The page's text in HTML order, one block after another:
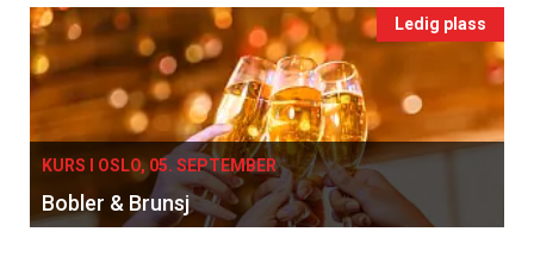
×
Få ukentlige nyhetsbrev fra
Apéritif
Ledig plass
KURS I OSLO, 05. SEPTEMBER
Bobler & Brunsj